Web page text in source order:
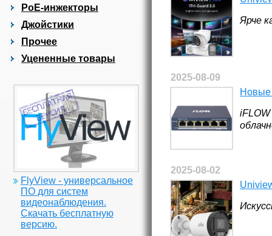
PoE-инжекторы
Джойстики
Прочее
Уцененные товары
FlyView - универсальное
ПО для систем
видеонаблюдения.
Скачать бесплатную
версию.
Ярче
2025-08-09
Новые
2025-08-02